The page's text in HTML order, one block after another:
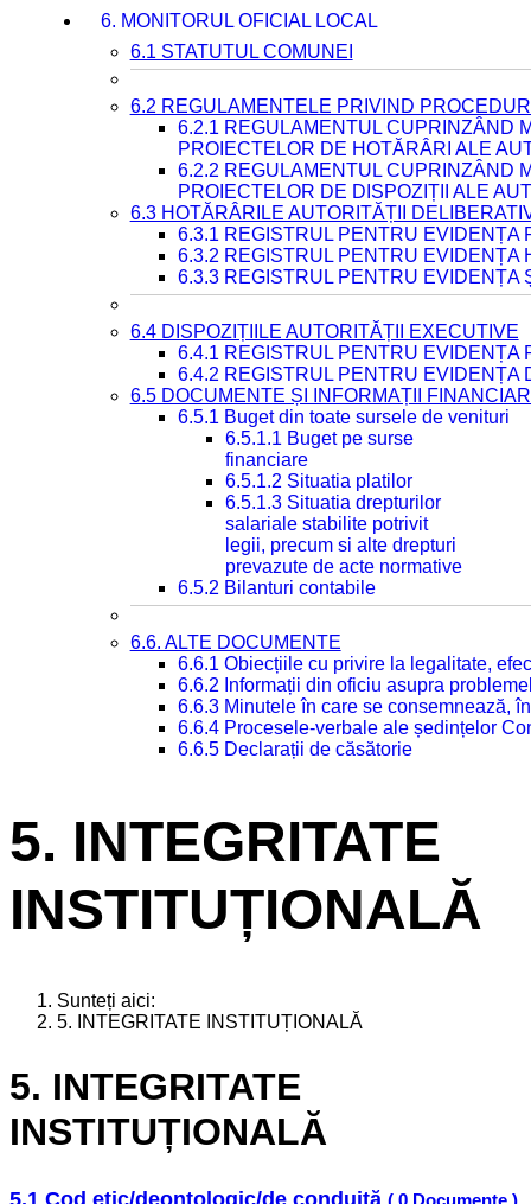
6. MONITORUL OFICIAL LOCAL
6.1 STATUTUL COMUNEI
6.2 REGULAMENTELE PRIVIND
6.2.1 REGULAMENTUL CUPRINZÂND
PROIECTELOR DE HOTĂRÂRI ALE
6.2.2 REGULAMENTUL CUPRINZÂND
PROIECTELOR DE DISPOZIȚII ALE
6.3 HOTĂRÂRILE AUTORITĂȚII
6.3.1 REGISTRUL PENTRU EVIDENȚA
6.3.2 REGISTRUL PENTRU EVIDENȚA
6.3.3 REGISTRUL PENTRU EVIDENȚA
6.4 DISPOZIȚIILE AUTORITĂȚII EXECUTIVE
6.4.1 REGISTRUL PENTRU EVIDENȚA
6.4.2 REGISTRUL PENTRU EVIDENȚA
6.5 DOCUMENTE ȘI INFORMAȚII
6.5.1 Buget din toate sursele de venituri
6.5.1.1 Buget pe surse
financiare
6.5.1.2 Situatia platilor
6.5.1.3 Situatia drepturilor
salariale stabilite potrivit
legii, precum si alte drepturi
prevazute de acte normative
6.5.2 Bilanturi contabile
6.6. ALTE DOCUMENTE
6.6.1 Obiecțiile cu privire la legalitate,
6.6.2 Informații din oficiu asupra
6.6.3 Minutele în care se consemnează,
6.6.4 Procesele-verbale ale ședințelor
6.6.5 Declarații de căsătorie
5. INTEGRITATE
INSTITUȚIONALĂ
Sunteți aici:
5. INTEGRITATE INSTITUȚIONALĂ
5. INTEGRITATE
INSTITUȚIONALĂ
5.1 Cod etic/deontologic/de conduită ( 0 Documente )